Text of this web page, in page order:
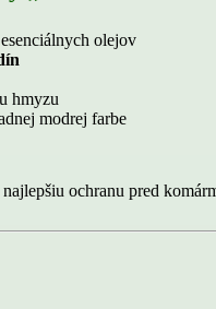
olejov
hmyzu
modrej farbe
ochranu pred